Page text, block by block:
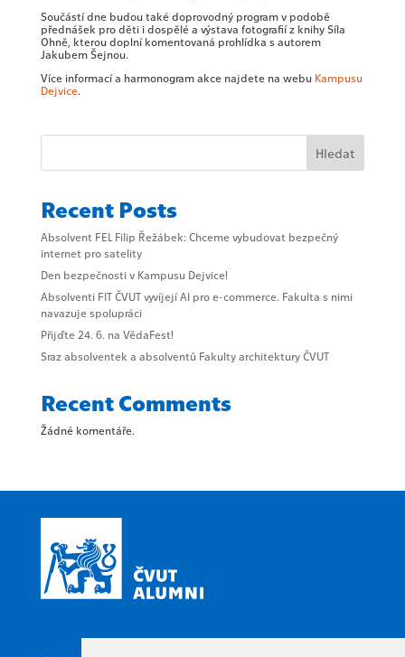
Součástí dne budou také doprovodný program v podobě
přednášek pro děti i dospělé a výstava fotografií z knihy Síla
Ohně, kterou doplní komentovaná prohlídka s autorem
Jakubem Šejnou.
Více informací a harmonogram akce najdete na webu Kampusu
Dejvice.
Hledat
Recent Posts
Absolvent FEL Filip Řežábek: Chceme vybudovat bezpečný
internet pro satelity
Den bezpečnosti v Kampusu Dejvice!
Absolventi FIT ČVUT vyvíjejí AI pro e-commerce. Fakulta s nimi
navazuje spolupráci
Přijďte 24. 6. na VědaFest!
Sraz absolventek a absolventů Fakulty architektury ČVUT
Recent Comments
Žádné komentáře.